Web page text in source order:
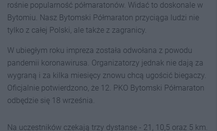
rośnie popularność półmaratonów. Widać to doskonale w
Bytomiu. Nasz Bytomski Półmaraton przyciąga ludzi nie
tylko z całej Polski, ale także z zagranicy.
W ubiegłym roku impreza została odwołana z powodu
pandemii koronawirusa. Organizatorzy jednak nie dają za
wygraną i za kilka miesięcy znowu chcą ugościć biegaczy.
Oficjalnie potwierdzono, że 12. PKO Bytomski Półmaraton
odbędzie się 18 września.
Na uczestników czekają trzy dystanse - 21, 10,5 oraz 5 km.